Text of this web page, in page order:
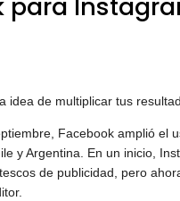
idea de multiplicar tus
Facebook amplió el
y Argentina. En un inicio,
de publicidad, pero